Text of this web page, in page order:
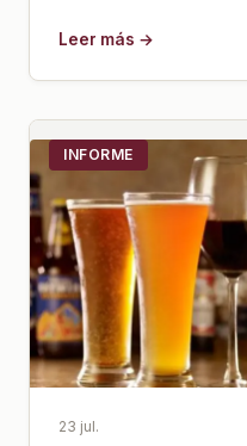
Leer más →
INFORME
23 jul.